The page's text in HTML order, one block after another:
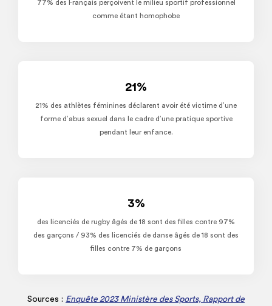
77% des Français perçoivent le milieu sportif professionnel
comme étant homophobe
21%
21% des athlètes féminines déclarent avoir été victime d’une
forme d’abus sexuel dans le cadre d’une pratique sportive
pendant leur enfance.
3%
des licenciés de rugby âgés de 18 sont des filles contre 97%
des garçons / 93% des licenciés de danse âgés de 18 sont des
filles contre 7% de garçons
Sources : Enquête 2023 Ministère des Sports, Rapport de